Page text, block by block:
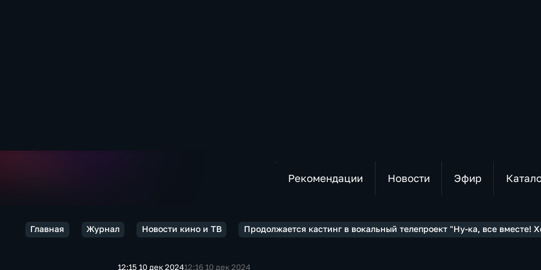
Рекомендации Новости Эфир
Главная Журнал Новости кино и ТВ Продолжается кастинг в вокальный телепроект "Ну-ка, все вместе!
12:15 10 дек 202412:16 10 дек 2024